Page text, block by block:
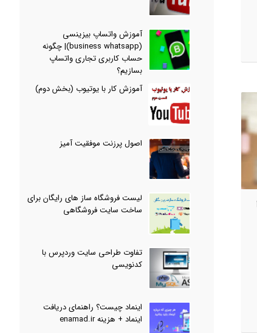
آموزش واتساپ بیزینسی
(business whatsapp)| چگونه
حساب کاربری تجاری واتساپ
بسازیم؟
آموزش کار با یوتیوب (بخش دوم)
اصول پرزنت موفقیت آمیز
لیست فروشگاه ساز های رایگان برای
ساخت سایت فروشگاهی
تفاوت طراحی سایت وردپرس با
کدنویسی
اینماد چیست؟ راهنمای دریافت
اینماد + هزینه enamad.ir